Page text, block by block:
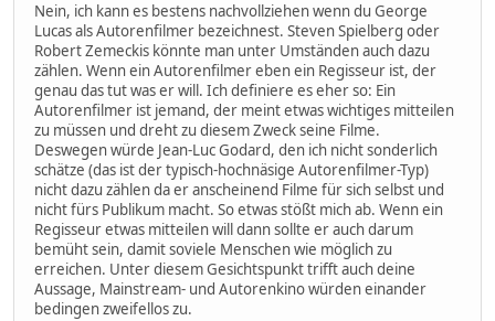
Nein, ich kann es bestens nachvollziehen wenn du George
Lucas als Autorenfilmer bezeichnest. Steven Spielberg oder
Robert Zemeckis könnte man unter Umständen auch dazu
zählen. Wenn ein Autorenfilmer eben ein Regisseur ist, der
genau das tut was er will. Ich definiere es eher so: Ein
Autorenfilmer ist jemand, der meint etwas wichtiges mitteilen
zu müssen und dreht zu diesem Zweck seine Filme.
Deswegen würde Jean-Luc Godard, den ich nicht sonderlich
schätze (das ist der typisch-hochnäsige Autorenfilmer-Typ)
nicht dazu zählen da er anscheinend Filme für sich selbst und
nicht fürs Publikum macht. So etwas stößt mich ab. Wenn ein
Regisseur etwas mitteilen will dann sollte er auch darum
bemüht sein, damit soviele Menschen wie möglich zu
erreichen. Unter diesem Gesichtspunkt trifft auch deine
Aussage, Mainstream- und Autorenkino würden einander
bedingen zweifellos zu.